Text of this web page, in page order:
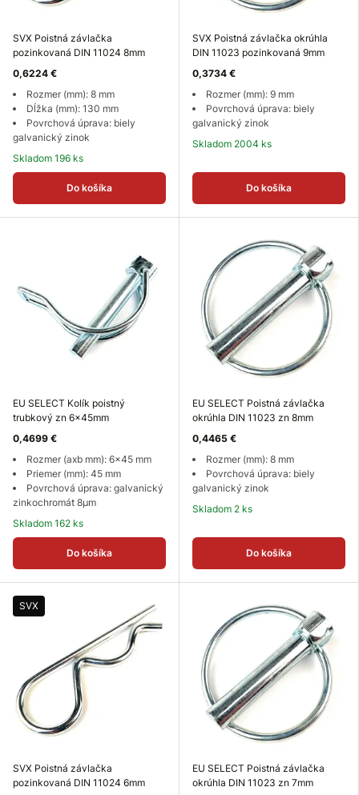
SVX Poistná závlačka
pozinkovaná DIN 11024 8mm
0,6224 €
Rozmer (mm): 8 mm
Dĺžka (mm): 130 mm
Povrchová úprava: biely
galvanický zinok
Skladom 196 ks
Do košíka
SVX Poistná závlačka okrúhla
DIN 11023 pozinkovaná 9mm
0,3734 €
Rozmer (mm): 9 mm
Povrchová úprava: biely
galvanický zinok
Skladom 2004 ks
Do košíka
EU SELECT Kolík poistný
trubkový zn 6x45mm
0,4699 €
Rozmer (axb mm): 6x45 mm
Priemer (mm): 45 mm
Povrchová úprava: galvanický
zinkochromát 8µm
Skladom 162 ks
Do košíka
EU SELECT Poistná závlačka
okrúhla DIN 11023 zn 8mm
0,4465 €
Rozmer (mm): 8 mm
Povrchová úprava: biely
galvanický zinok
Skladom 2 ks
Do košíka
SVX
SVX Poistná závlačka
pozinkovaná DIN 11024 6mm
EU SELECT Poistná závlačka
okrúhla DIN 11023 zn 7mm